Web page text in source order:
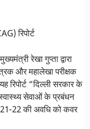
रिपोर्ट
रेखा गुप्ता द्वारा
और महालेखा परीक्षक
रिपोर्ट “दिल्ली सरकार के
सेवाओं के प्रबंधन
22 की अवधि को कवर